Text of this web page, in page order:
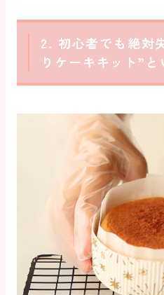
2. 初心者でも絶対
りケーキキット”と